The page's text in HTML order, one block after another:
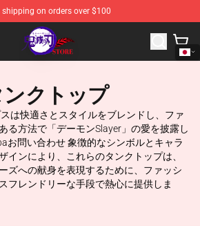
shipping on orders over $100
Store - Official Kimetsu no Yaiba
クトップ
は快適さとスタイルをブレンドし、ファ
る方法で「デーモンSlayer」の愛を披露し
お問い合わせ 象徴的なシンボルとキャラ
インにより、これらのタンクトップは、
ズへの献身を表現するために、ファッシ
フレンドリーな手段で熱心に提供しま